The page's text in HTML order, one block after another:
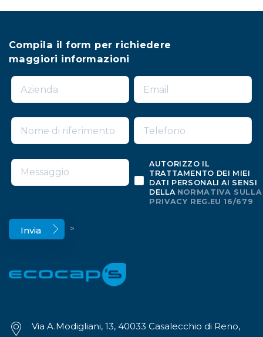
Compila il form per richiedere
maggiori informazioni
AUTORIZZO IL
TRATTAMENTO DEI MIEI
DATI PERSONALI AI SENSI
DELLA NORMATIVA SULLA
PRIVACY REG.EU 16/679
>
Via A.Modigliani, 13, 40033 Casalecchio di Reno,